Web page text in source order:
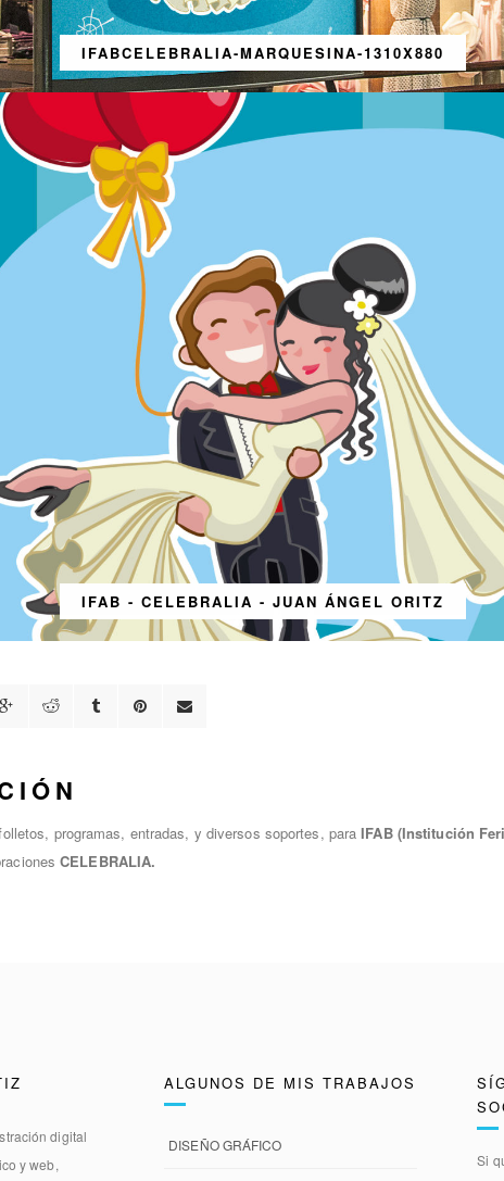
IFABCELEBRALIA-MARQUESINA-1310X880
IFAB - CELEBRALIA - JUAN ÁNGEL ORITZ
programas, entradas, y diversos soportes, para IFAB (Institución
CELEBRALIA.
digital
y web,
ALGUNOS DE MIS TRABAJOS
DISEÑO GRÁFICO
Si